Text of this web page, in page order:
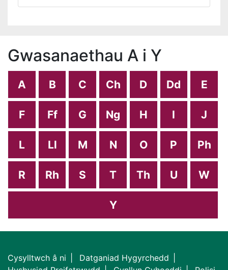
Gwasanaethau A i Y
A B C Ch D Dd E
F Ff G Ng H I J
L Ll M N O P Ph
R Rh S T Th U W
Y
Cysylltwch â ni
Datganiad Hygyrchedd